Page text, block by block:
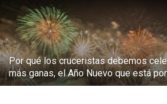
Por qué los cruceristas debemos
más ganas, el Año Nuevo que está